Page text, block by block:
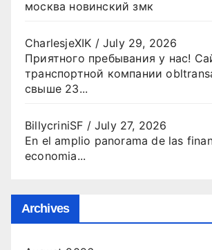
москва новинский змк
CharlesjeXIK /July 29, 2026
Приятного пребывания у нас!
транспортной компании
свыше 23...
BillycriniSF /July 27, 2026
En el amplio panorama de las
economia...
Archives